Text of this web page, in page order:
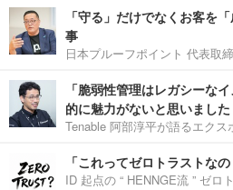
「守る」だけでなくお客を
事
日本プルーフポイント 代表取
「脆弱性管理はレガシーな
的に魅力がないと思いました
Tenable 阿部淳平が語るエクス
「これってゼロトラストな
ID 起点の “ HENNGE流 ” ゼロ